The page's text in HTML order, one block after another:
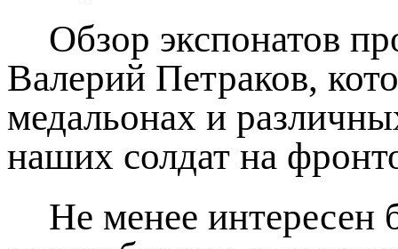
Обзор экспонатов
Валерий Петраков,
медальонах и
наших солдат на
Не менее интересен